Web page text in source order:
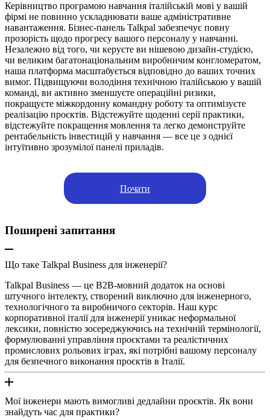
Керівництво програмою навчання італійській мові у вашій
фірмі не повинно ускладнювати ваше адміністративне
навантаження. Бізнес-панель Talkpal забезпечує повну
прозорість щодо прогресу вашого персоналу у навчанні.
Незалежно від того, чи керуєте ви нішевою дизайн-студією,
чи великим багатонаціональним виробничим конгломератом,
наша платформа масштабується відповідно до ваших точних
вимог. Підвищуючи володіння технічною італійською у вашій
команді, ви активно зменшуєте операційні ризики,
покращуєте міжкордонну командну роботу та оптимізуєте
реалізацію проєктів. Відстежуйте щоденні серії практики,
відстежуйте покращення мовлення та легко демонструйте
рентабельність інвестицій у навчання — все це з однієї
інтуїтивно зрозумілої панелі приладів.
Почати
Поширені запитання
Що таке Talkpal Business для інженерії?
Talkpal Business — це B2B-мовний додаток на основі
штучного інтелекту, створений виключно для інженерного,
технологічного та виробничого секторів. Наш курс
корпоративної італії для інженерії уникає неформальної
лексики, повністю зосереджуючись на технічній термінології,
формулюванні управління проєктами та реалістичних
промислових рольових іграх, які потрібні вашому персоналу
для безпечного виконання проєктів в Італії.
Мої інженери мають вимогливі дедлайни проєктів. Як вони
знайдуть час для практики?